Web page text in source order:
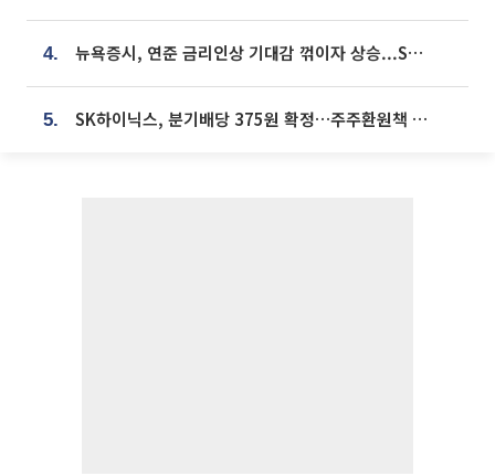
4. 뉴욕증시, 연준 금리인상 기대감 꺾이자 상승...S&P500 사상 최고치 [종합]
5. SK하이닉스, 분기배당 375원 확정…주주환원책 9월로 앞당겨 발표